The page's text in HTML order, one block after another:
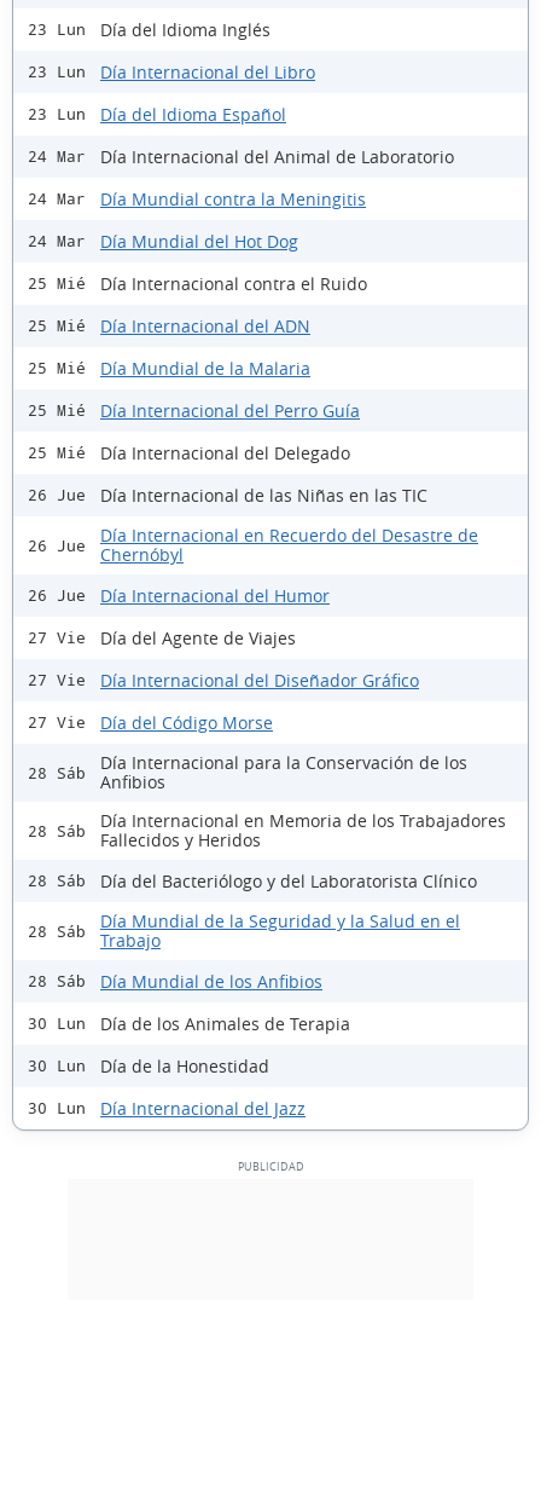
23 Lun Día del Idioma Inglés
23 Lun Día Internacional del Libro
23 Lun Día del Idioma Español
24 Mar Día Internacional del Animal de Laboratorio
24 Mar Día Mundial contra la Meningitis
24 Mar Día Mundial del Hot Dog
25 Mié Día Internacional contra el Ruido
25 Mié Día Internacional del ADN
25 Mié Día Mundial de la Malaria
25 Mié Día Internacional del Perro Guía
25 Mié Día Internacional del Delegado
26 Jue Día Internacional de las Niñas en las TIC
26 Jue
Día Internacional en Recuerdo del Desastre de
Chernóbyl
26 Jue Día Internacional del Humor
27 Vie Día del Agente de Viajes
27 Vie Día Internacional del Diseñador Gráfico
27 Vie Día del Código Morse
28 Sáb
Día Internacional para la Conservación de los
Anfibios
28 Sáb
Día Internacional en Memoria de los Trabajadores
Fallecidos y Heridos
28 Sáb Día del Bacteriólogo y del Laboratorista Clínico
28 Sáb
Día Mundial de la Seguridad y la Salud en el
Trabajo
28 Sáb Día Mundial de los Anfibios
30 Lun Día de los Animales de Terapia
30 Lun Día de la Honestidad
30 Lun Día Internacional del Jazz